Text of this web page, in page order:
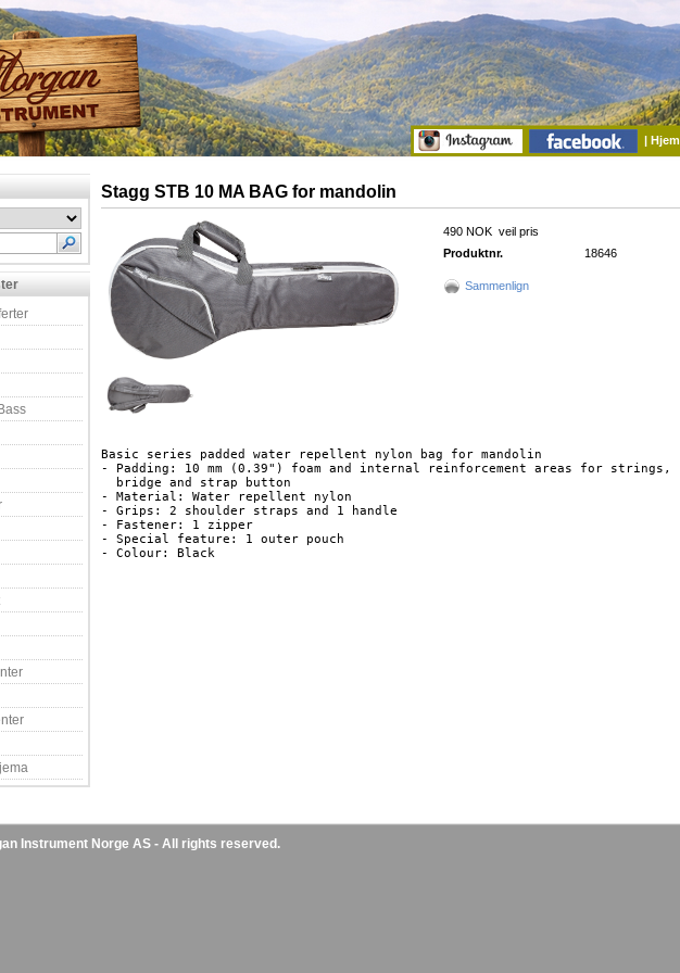
| Hjem
Stagg STB 10 MA BAG for mandolin
490 NOK veil pris
Produktnr.
18646
Sammenlign
Basic series padded water repellent nylon bag for mandolin
- Padding: 10 mm (0.39") foam and internal reinforcement areas for strings,
  bridge and strap button
- Material: Water repellent nylon
- Grips: 2 shoulder straps and 1 handle
- Fastener: 1 zipper
- Special feature: 1 outer pouch
- Colour: Black
Instrument Norge AS - All rights reserved.